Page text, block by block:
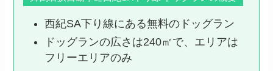
西紀SA下り線にある無料のドッグラン
ドッグランの広さは240㎡で、エリアは
フリーエリアのみ